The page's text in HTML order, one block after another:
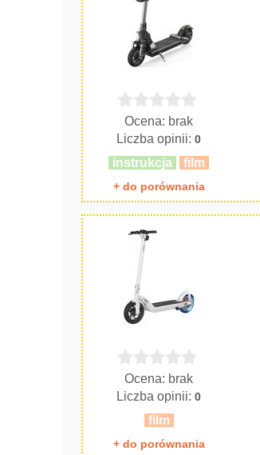
Ocena: brak
Liczba opinii:0
instrukcja film
+ do porównania
Ocena: brak
Liczba opinii:0
film
+ do porównania